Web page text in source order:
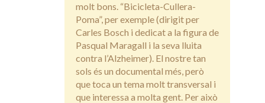
molt bons. “Bicicleta-Cullera-
Poma”, per exemple (dirigit per
Carles Bosch i dedicat a la figura de
Pasqual Maragall i la seva lluita
contra l’Alzheimer). El nostre tan
sols és un documental més, però
que toca un tema molt transversal i
que interessa a molta gent. Per això